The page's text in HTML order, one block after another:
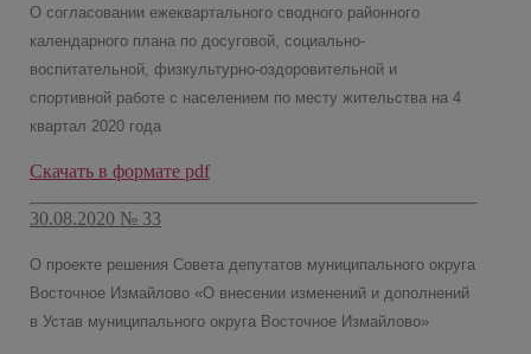
О согласовании ежеквартального сводного районного
календарного плана по досуговой, социально-
воспитательной, физкультурно-оздоровительной и
спортивной работе с населением по месту жительства на 4
квартал 2020 года
Скачать в формате pdf
30.08.2020 № 33
О проекте решения Совета депутатов муниципального округа
Восточное Измайлово «О внесении изменений и дополнений
в Устав муниципального округа Восточное Измайлово»